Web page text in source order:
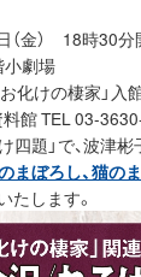
（金） 18時30
小劇場
お化けの棲家」入
料館 TEL 03-
四題」で、波津
まぼろし、猫の
たします。